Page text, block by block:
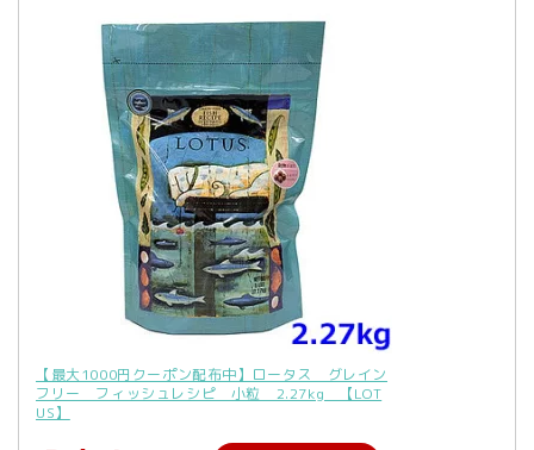
【最大1000円クーポン配布中】ロータス グレイン
フリー フィッシュレシピ 小粒 2.27kg 【LOT
US】